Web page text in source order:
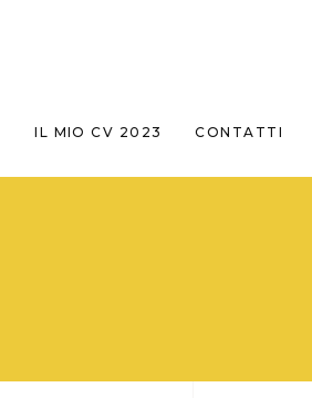
IL MIO CV 2023 CONTATTI